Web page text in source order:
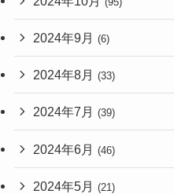
2024年9月 (6)
2024年8月 (33)
2024年7月 (39)
2024年6月 (46)
2024年5月 (21)